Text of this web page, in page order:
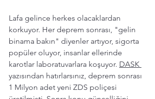
Lafa gelince herkes olacaklardan
korkuyor. Her deprem sonrası, "gelin
binama bakın" diyenler artıyor, sigorta
popüler oluyor, insanlar ellerinde
karotlar laboratuvarlara koşuyor. DASK
yazısından hatırlarsınız, deprem sonrası
1 Milyon adet yeni ZDS poliçesi